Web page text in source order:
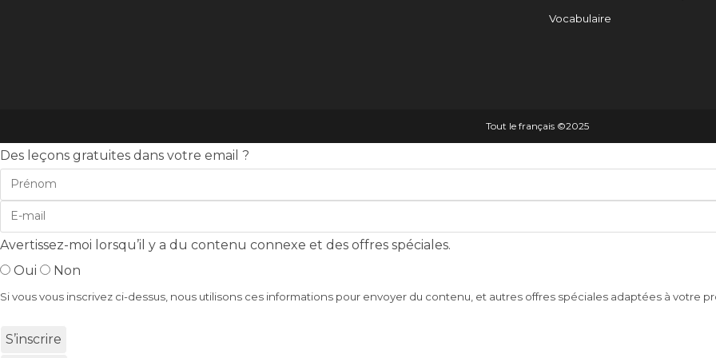
Vocabulaire
Tout le français ©️2025
Des leçons gratuites dans votre email ?
Avertissez-moi lorsqu’il y a du contenu connexe et des offres spéciales.
Oui
Non
Si vous vous inscrivez ci-dessus, nous utilisons ces informations pour envoyer du contenu, et autres offres spéciales adaptées à votre
S’inscrire